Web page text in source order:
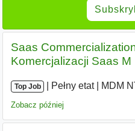
Saas
Komercjalizacji Saas M
Top Job Pełny etat| MDM
Zobacz później